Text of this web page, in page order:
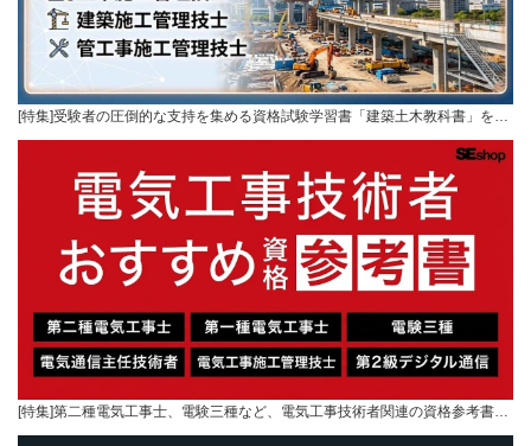
[特集]受験者の圧倒的な支持を集める資格試験学習書「建築土木教科書」を…
[特集]第二種電気工事士、電験三種など、電気工事技術者関連の資格参考書…